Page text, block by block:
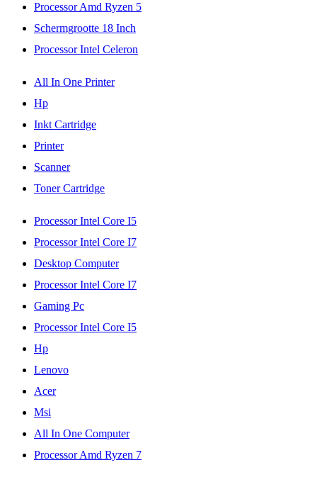
Processor Amd Ryzen 5
Schermgrootte 18 Inch
Processor Intel Celeron
All In One Printer
Hp
Inkt Cartridge
Printer
Scanner
Toner Cartridge
Processor Intel Core I5
Processor Intel Core I7
Desktop Computer
Processor Intel Core I7
Gaming Pc
Processor Intel Core I5
Hp
Lenovo
Acer
Msi
All In One Computer
Processor Amd Ryzen 7